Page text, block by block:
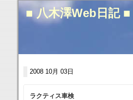
■ 八木澤Web日記 ■
2008 10月 03日
ラクティス車検